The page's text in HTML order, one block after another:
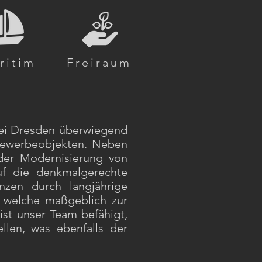
Freiraum
Dresden überwiegend
Neben
Modernisierung von
die denkmalgerechte
durch langjährige
maßgeblich zur
unser Team befähigt,
was ebenfalls der